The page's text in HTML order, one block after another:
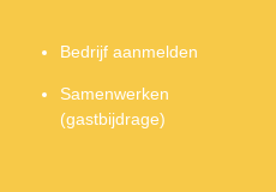
Bedrijf aanmelden
Samenwerken
(gastbijdrage)